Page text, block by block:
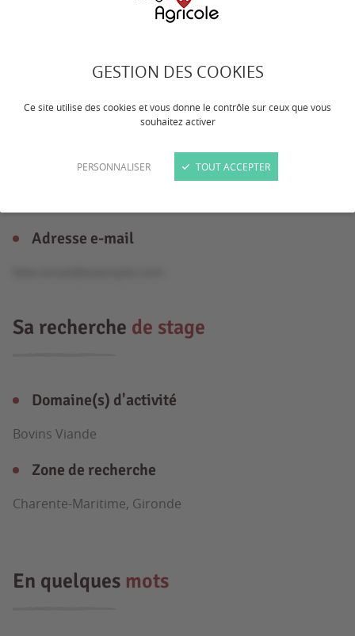
GESTION DES COOKIES
Ce site utilise des cookies et vous donne le contrôle sur ceux que vous
souhaitez activer
PERSONNALISER TOUT ACCEPTER
Âge
Formation
Adresse e-mail
Sa recherche de stage
Domaine(s) d'activité
Bovins Viande
Zone de recherche
Charente-Maritime, Gironde
En quelques mots